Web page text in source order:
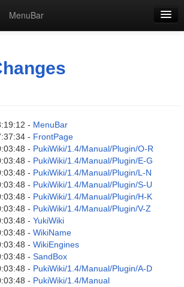
MenuBar
- MenuBar
- FrontPage
- PukiWiki/1.4/Manual/Plugin/O-R
- PukiWiki/1.4/Manual/Plugin/E-G
- PukiWiki/1.4/Manual/Plugin/L-N
- PukiWiki/1.4/Manual/Plugin/S-U
- PukiWiki/1.4/Manual/Plugin/H-K
- PukiWiki/1.4/Manual/Plugin/V-Z
- YukiWiki
- WikiName
- WikiEngines
- SandBox
- PukiWiki/1.4/Manual/Plugin/A-D
- PukiWiki/1.4/Manual